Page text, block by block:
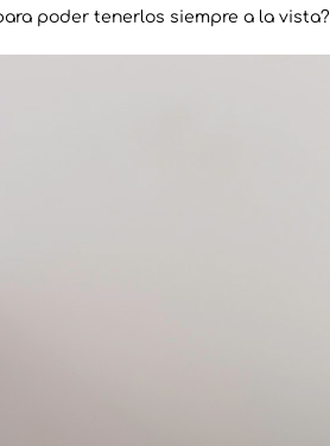
poder tenerlos siempre a la vista?